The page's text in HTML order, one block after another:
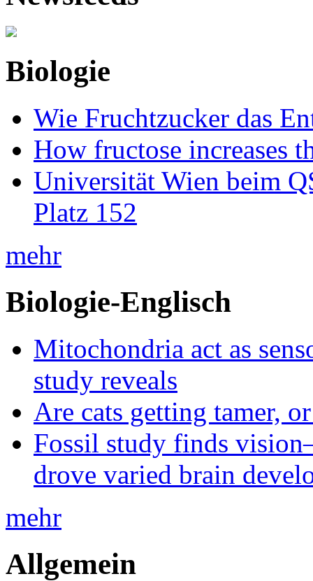
Biologie
Wie Fruchtzucker das
How fructose increases
Universität Wien beim
Platz 152
mehr
Biologie-Englisch
Mitochondria act as
study reveals
Are cats getting tamer,
Fossil study finds
drove varied brain
mehr
Allgemein